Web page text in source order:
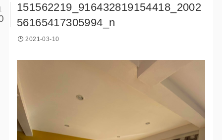
151562219_916432819154418_2002
56165417305994_n
2021-03-10